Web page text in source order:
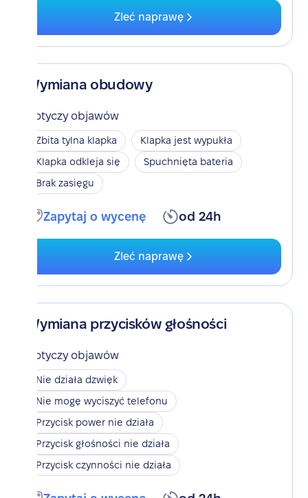
Zleć naprawę
Wymiana obudowy
Dotyczy objawów
Zbita tylna klapka
Klapka jest wypukła
Klapka odkleja się
Spuchnięta bateria
Brak zasięgu
Zapytaj o wycenę od 24h
Zleć naprawę
Wymiana przycisków głośności
Dotyczy objawów
Nie działa dzwięk
Nie mogę wyciszyć telefonu
Przycisk power nie działa
Przycisk głośności nie działa
Przycisk czynności nie działa